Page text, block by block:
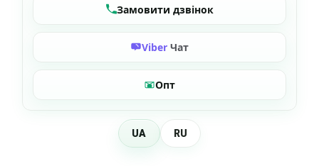
Замовити дзвінок
Viber Чат
Опт
UA RU